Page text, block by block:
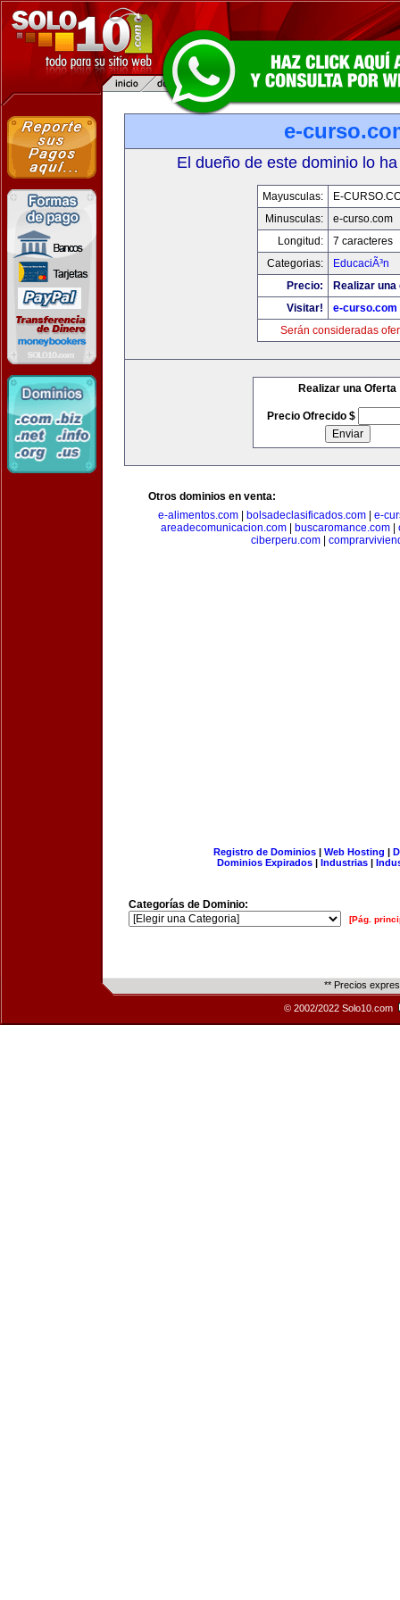
e-
El dueño de este dominio lo
Mayusculas:
E-
Minusculas:
e-curso.com
Longitud:
7 caracteres
Categorias:
EducaciÃ³n
Precio:
Realizar
Visitar!
e-curso.com
Serán consideradas
Realizar una Oferta
Precio Ofrecido $
Otros dominios en venta:
e-alimentos.com| bolsadeclasificados.com| e-
areadecomunicacion.com| buscaromance.com|
ciberperu.com
Registro de Dominios| Web Hosting |
Dominios Expirados | Industrias |
Categorías de Dominio:
[Pág.
** Precios
© 2002/2022 Solo10.com